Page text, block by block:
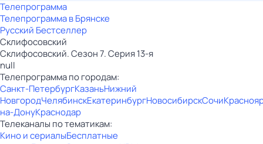
Телепрограмма
Телепрограмма в Брянске
Русский Бестселлер
Склифосовский
Склифосовский. Сезон 7. Серия 13-я
null
Телепрограмма по городам:
Санкт-ПетербургКазаньНижний
НовгородЧелябинскЕкатеринбургНовосибирскСочи
на-ДонуКраснодар
Телеканалы по тематикам:
Кино и сериалыБесплатные